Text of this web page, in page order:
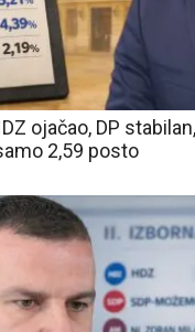
ojačao, DP
2,59 posto